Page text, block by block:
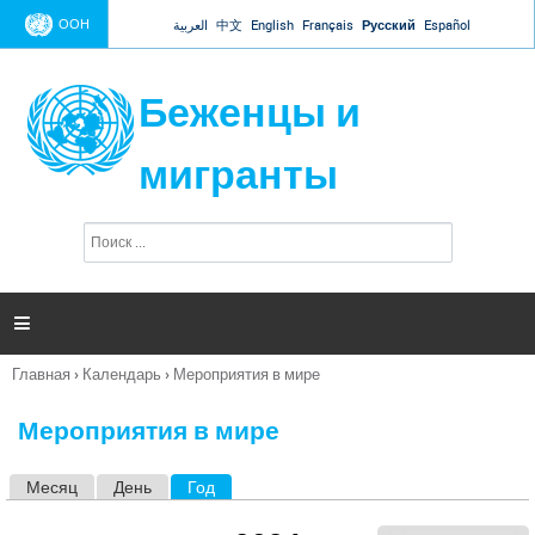
Jump to navigation
ООН العربية 中文 English Français Русский Español
Беженцы и
мигранты
п
и

Вы
Главная › Календарь › Мероприятия в мире
Мероприятия в мире
Месяц День Год